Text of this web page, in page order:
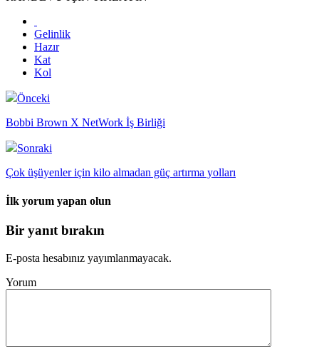
Gelinlik
Hazır
Kat
Kol
Önceki
Bobbi Brown X NetWork İş Birliği
Sonraki
Çok üşüyenler için kilo almadan güç artırma yolları
İlk yorum yapan olun
Bir yanıt bırakın
E-posta hesabınız yayımlanmayacak.
Yorum